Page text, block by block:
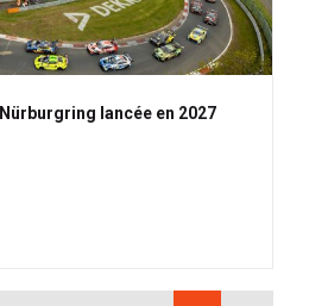
lancée en 2027